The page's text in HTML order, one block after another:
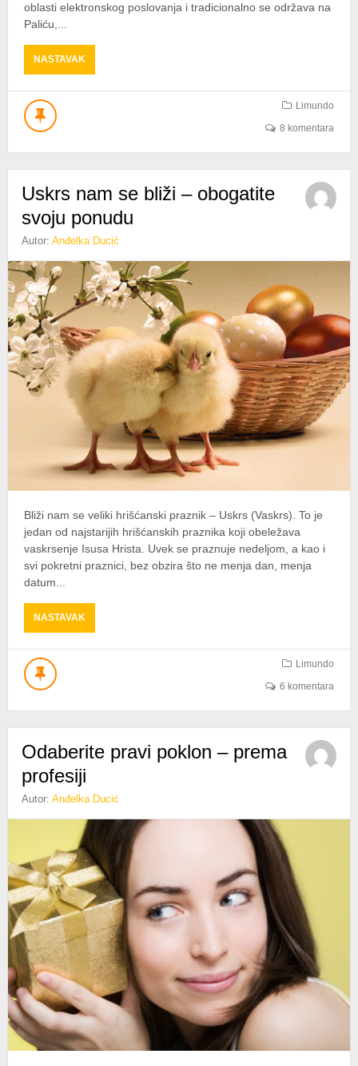
oblasti elektronskog poslovanja i tradicionalno se održava na
Paliću,...
NASTAVAKABOUT
[UTISAK]
EDUKACIJA,
NA
2014.
Limundo
8 komentara
Uskrs nam se bliži – obogatite
svoju ponudu
Autor:Anđelka Ducić
Bliži nam se veliki hrišćanski praznik – Uskrs (Vaskrs). To je
jedan od najstarijih hrišćanskih praznika koji obeležava
vaskrsenje Isusa Hrista. Uvek se praznuje nedeljom, a kao i
svi pokretni praznici, bez obzira što ne menja dan, menja
datum...
NASTAVAKABOUT
USKRS
NAM
OBOGATITE
Limundo
6 komentara
Odaberite pravi poklon – prema
profesiji
Autor:Anđelka Ducić